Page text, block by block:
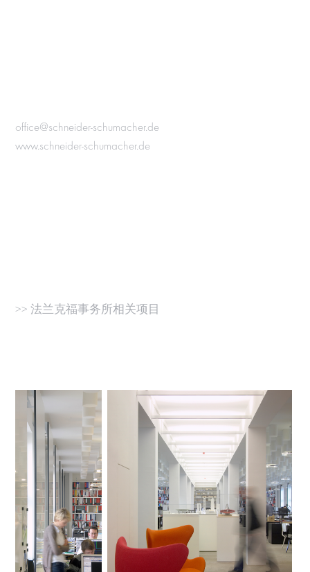
office@schneider-schumacher.de
www.schneider-schumacher.de
>> 法兰克福事务所相关项目